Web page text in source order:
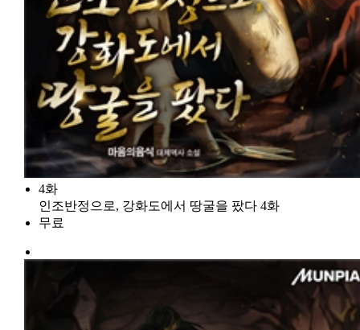
4화
인조반정으로, 강화도에서 땅굴을 팠다 4화
무료